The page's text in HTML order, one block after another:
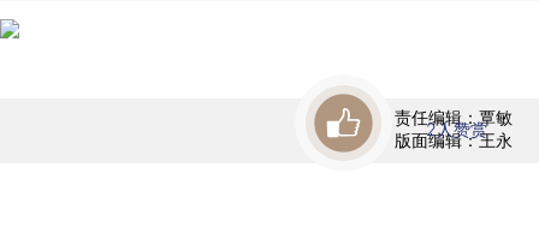
责任编辑：覃敏
版面编辑：王永
2人赞赏